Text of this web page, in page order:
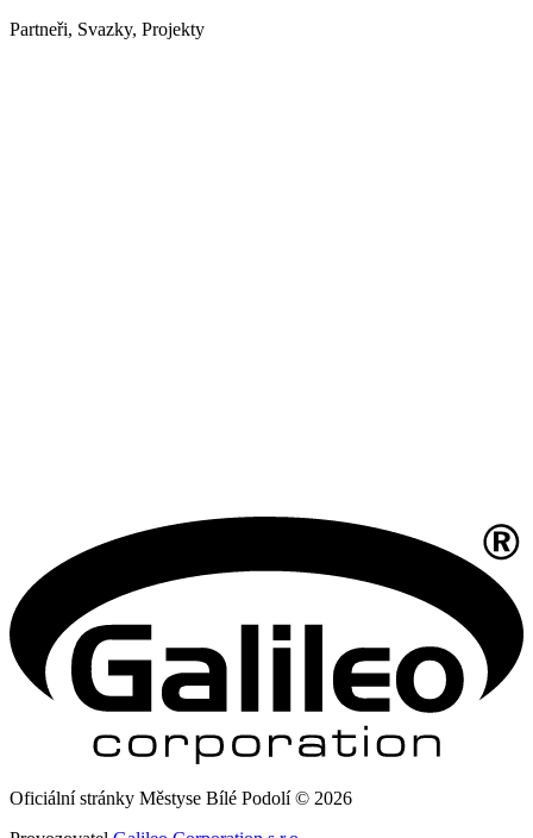
Partneři, Svazky, Projekty
Oficiální stránky Městyse Bílé Podolí © 2026